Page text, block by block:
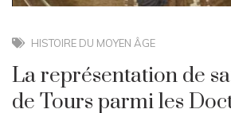
HISTOIRE DU MOYEN ÂGE
La représentation de
de Tours parmi les